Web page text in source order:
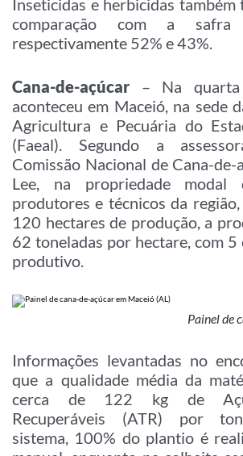
Inseticidas e herbicidas também
comparação com a safra
respectivamente 52% e 43%.
Cana-de-açúcar – Na
aconteceu em Maceió, na sede
Agricultura e Pecuária do
(Faeal). Segundo a
Comissão Nacional de Cana-de-
Lee, na propriedade modal
produtores e técnicos da
120 hectares de produção, a
62 toneladas por hectare, com
produtivo.
Painel de
Informações levantadas no
que a qualidade média da
cerca de 122 kg de
Recuperáveis (ATR) por
sistema, 100% do plantio é